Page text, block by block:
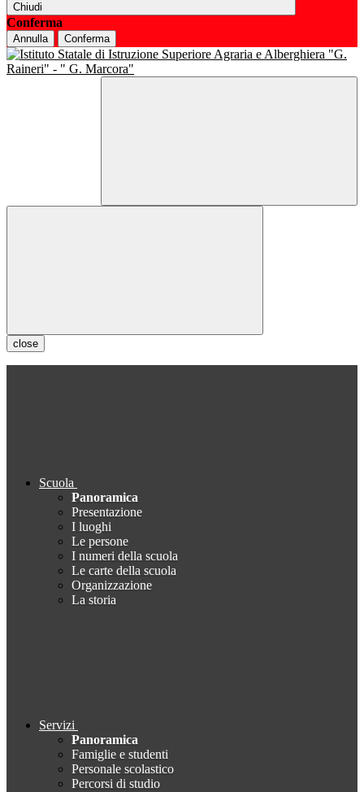
Chiudi
Conferma
Annulla Conferma
close
Scuola
Panoramica
Presentazione
I luoghi
Le persone
I numeri della scuola
Le carte della scuola
Organizzazione
La storia
Servizi
Panoramica
Famiglie e studenti
Personale scolastico
Percorsi di studio